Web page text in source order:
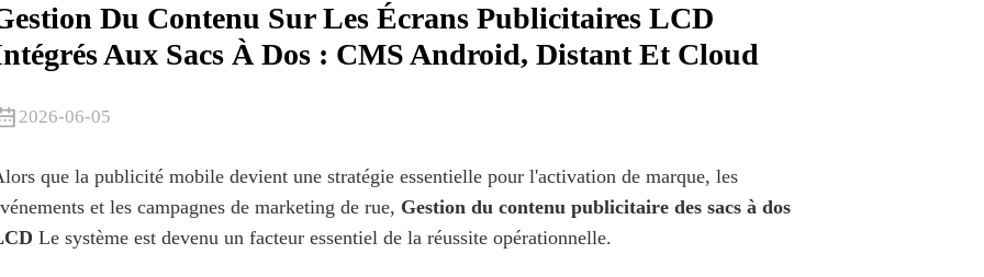
Du Contenu Sur Les Écrans Publicitaires LCD
Aux Sacs À Dos : CMS Android, Distant Et Cloud
2026-06-05
que la publicité mobile devient une stratégie essentielle pour l'activation de marque, les
et les campagnes de marketing de rue, Gestion du contenu publicitaire des sacs à dos
Le système est devenu un facteur essentiel de la réussite opérationnelle.